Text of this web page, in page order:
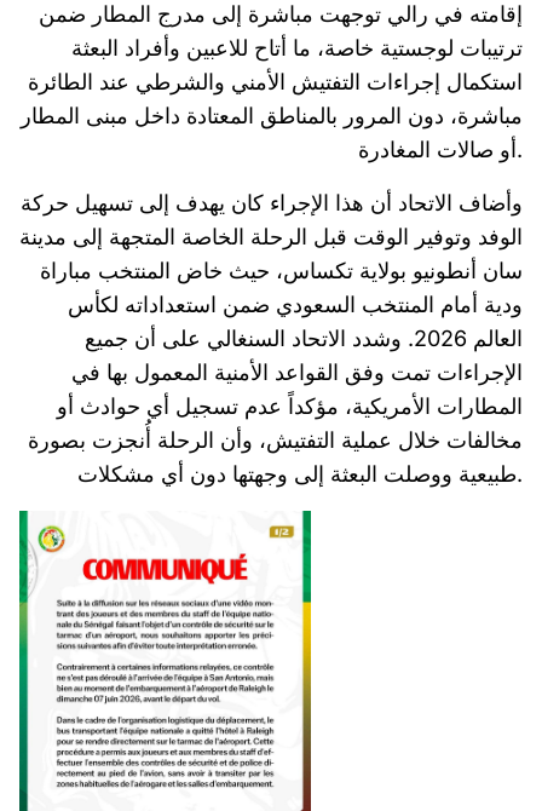
إقامته في رالي توجهت مباشرة إلى مدرج المطار ضمن
ترتيبات لوجستية خاصة، ما أتاح للاعبين وأفراد البعثة
استكمال إجراءات التفتيش الأمني والشرطي عند الطائرة
مباشرة، دون المرور بالمناطق المعتادة داخل مبنى المطار
أو صالات المغادرة.
وأضاف الاتحاد أن هذا الإجراء كان يهدف إلى تسهيل حركة
الوفد وتوفير الوقت قبل الرحلة الخاصة المتجهة إلى مدينة
سان أنطونيو بولاية تكساس، حيث خاض المنتخب مباراة
ودية أمام المنتخب السعودي ضمن استعداداته لكأس
العالم 2026. وشدد الاتحاد السنغالي على أن جميع
الإجراءات تمت وفق القواعد الأمنية المعمول بها في
المطارات الأمريكية، مؤكداً عدم تسجيل أي حوادث أو
مخالفات خلال عملية التفتيش، وأن الرحلة أُنجزت بصورة
طبيعية ووصلت البعثة إلى وجهتها دون أي مشكلات.